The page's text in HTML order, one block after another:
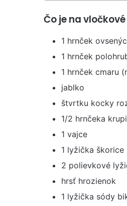
Čo je na
1 hrnček
1 hrnček
1 hrnček cmaru
jablko
štvrtku kocky
1/2 hrnčeka
1 vajce
1 lyžička škorice
2 polievkové
hrsť hrozienok
1 lyžička sódy